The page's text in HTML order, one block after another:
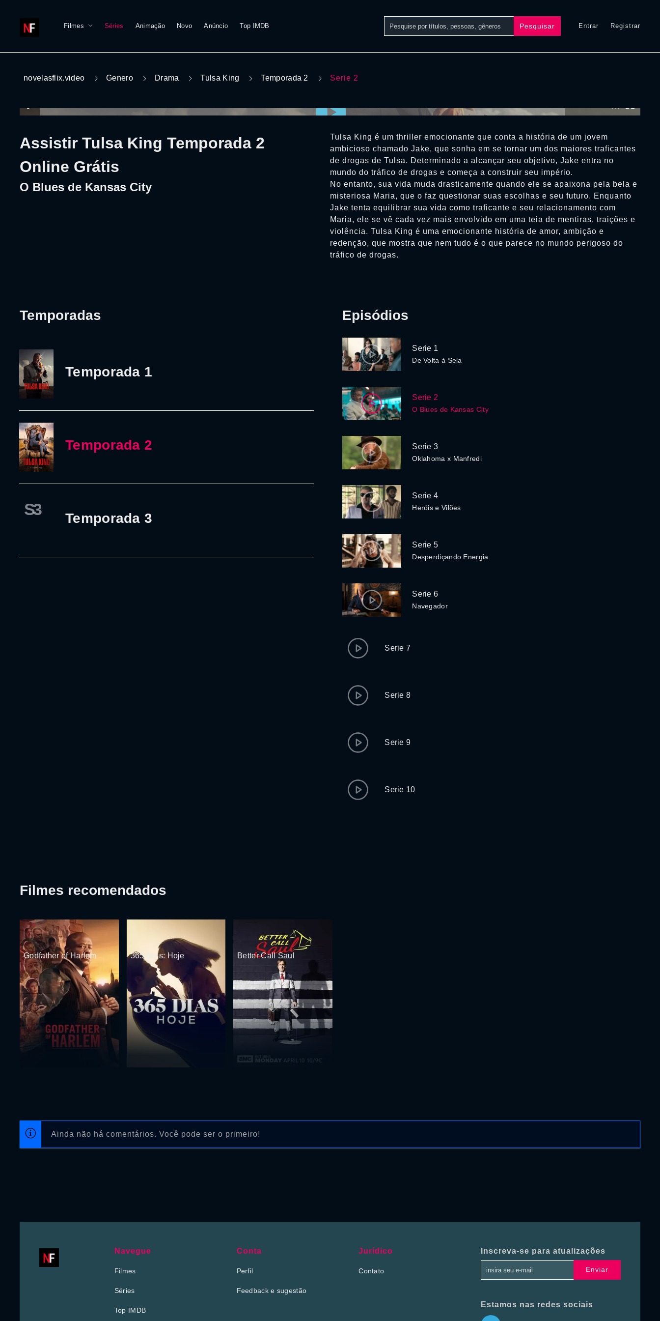
Filmes Séries Animação Novo Anúncio Top IMDB Pesquisar Entrar Registrar
novelasflix.video Genero Drama Tulsa King Temporada 2 Serie 2
Assistir Tulsa King Temporada 2
Online Grátis
O Blues de Kansas City
Tulsa King é um thriller emocionante que conta a história de um jovem
ambicioso chamado Jake, que sonha em se tornar um dos maiores traficantes
de drogas de Tulsa. Determinado a alcançar seu objetivo, Jake entra no
mundo do tráfico de drogas e começa a construir seu império.
No entanto, sua vida muda drasticamente quando ele se apaixona pela bela e
misteriosa Maria, que o faz questionar suas escolhas e seu futuro. Enquanto
Jake tenta equilibrar sua vida como traficante e seu relacionamento com
Maria, ele se vê cada vez mais envolvido em uma teia de mentiras, traições e
violência. Tulsa King é uma emocionante história de amor, ambição e
redenção, que mostra que nem tudo é o que parece no mundo perigoso do
tráfico de drogas.
Temporadas
Temporada 1
Temporada 2
S3 Temporada 3
Episódios
Serie 1
De Volta à Sela
Serie 2
O Blues de Kansas City
Serie 3
Oklahoma x Manfredi
Serie 4
Heróis e Vilões
Serie 5
Desperdiçando Energia
Serie 6
Navegador
Serie 7
Serie 8
Serie 9
Serie 10
Ainda não há comentários. Você pode ser o primeiro!
Filmes recomendados
Godfather of Harlem 365 Dias: Hoje Better Call Saul
Navegue
Filmes
Séries
Top IMDB
Conta
Perfil
Feedback e sugestão
Jurídico
Contato
Inscreva-se para atualizações
Enviar
Estamos nas redes sociais